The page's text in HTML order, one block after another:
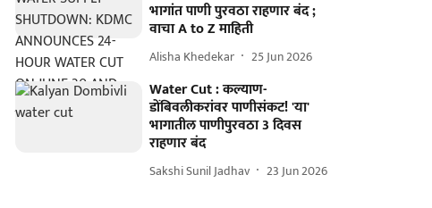
भागांत पाणी पुरवठा राहणार बंद ;
वाचा A to Z माहिती
Alisha Khedekar 25 Jun 2026
Water Cut : कल्याण-
डोंबिवलीकरांवर पाणीसंकट! 'या'
भागातील पाणीपुरवठा 3 दिवस
राहणार बंद
Sakshi Sunil Jadhav 23 Jun 2026